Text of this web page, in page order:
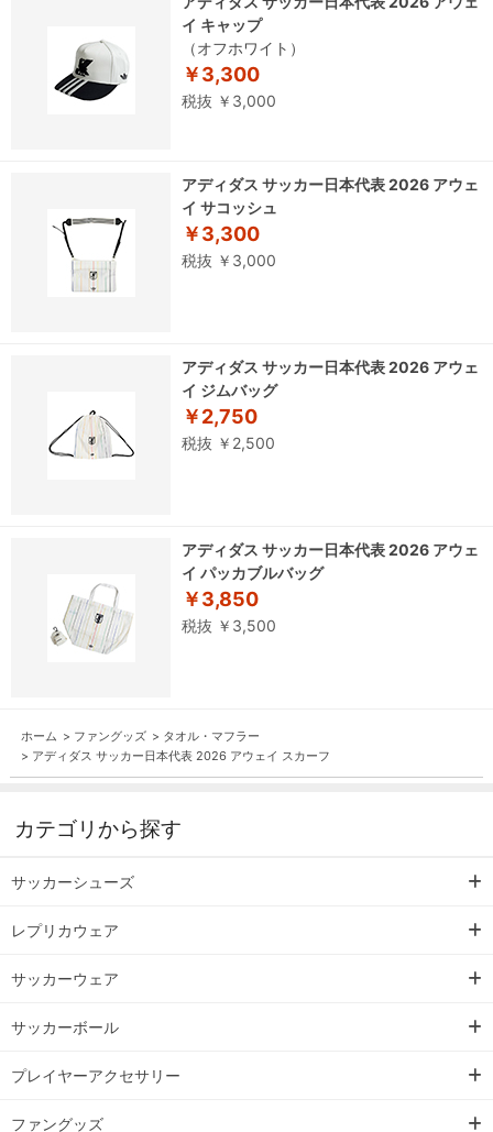
イ キャップ
（オフホワイト）
￥3,300
税抜 ￥3,000
アディダス サッカー日本代表 2026 アウェ
イ サコッシュ
￥3,300
税抜 ￥3,000
アディダス サッカー日本代表 2026 アウェ
イ ジムバッグ
￥2,750
税抜 ￥2,500
アディダス サッカー日本代表 2026 アウェ
イ パッカブルバッグ
￥3,850
税抜 ￥3,500
ホーム > ファングッズ > タオル・マフラー
> アディダス サッカー日本代表 2026 アウェイ スカーフ
カテゴリから探す
サッカーシューズ
レプリカウェア
サッカーウェア
サッカーボール
プレイヤーアクセサリー
ファングッズ